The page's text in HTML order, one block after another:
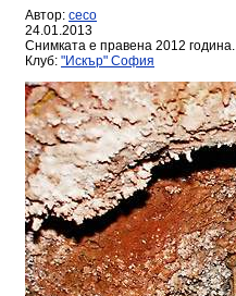
Автор: ceco
24.01.2013
Снимката е правена 2012 година.
Клуб: "Искър" София